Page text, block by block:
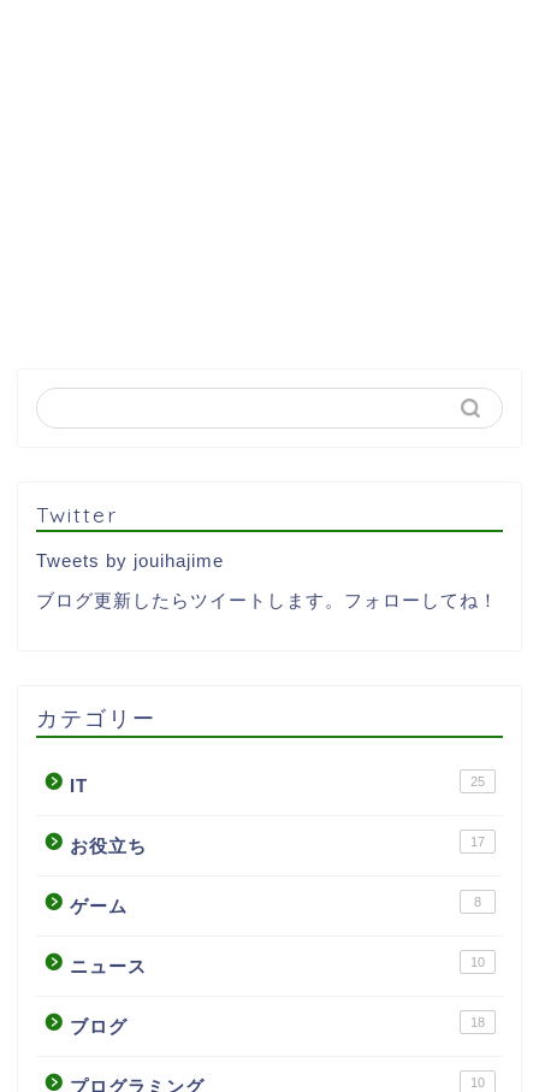
Twitter
Tweets by jouihajime
ブログ更新したらツイートします。フォローしてね！
カテゴリー
IT 25
お役立ち 17
ゲーム 8
ニュース 10
ブログ 18
プログラミング 10